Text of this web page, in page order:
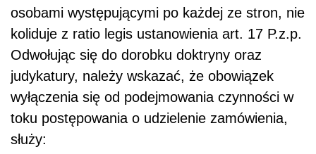
osobami występującymi po każdej ze stron, nie
koliduje z ratio legis ustanowienia art. 17 P.z.p.
Odwołując się do dorobku doktryny oraz
judykatury, należy wskazać, że obowiązek
wyłączenia się od podejmowania czynności w
toku postępowania o udzielenie zamówienia,
służy: